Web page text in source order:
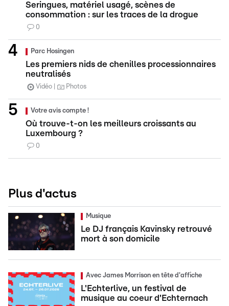
Seringues, matériel usagé, scènes de
consommation : sur les traces de la drogue
0
Parc Hosingen
Les premiers nids de chenilles processionnaires
neutralisés
Vidéo Photos
Votre avis compte !
Où trouve-t-on les meilleurs croissants au
Luxembourg ?
0
Plus d'actus
Musique
Le DJ français Kavinsky retrouvé
mort à son domicile
Avec James Morrison en tête d'affiche
L'Echterlive, un festival de
musique au coeur d'Echternach